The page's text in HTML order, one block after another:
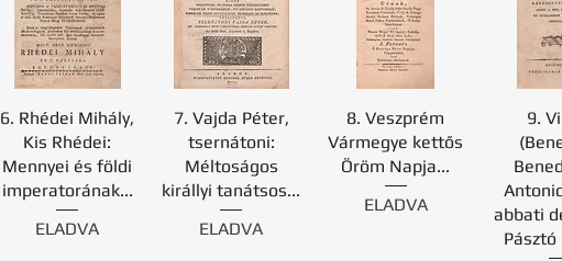
6. Rhédei Mihály,
Kis Rhédei:
Mennyei és földi
imperatorának...
ELADVA
7. Vajda Péter,
tsernátoni:
Méltoságos
királlyi tanátsos...
ELADVA
8. Veszprém
Vármegye kettős
Öröm Napja...
ELADVA
9.
abbati
Pásztó